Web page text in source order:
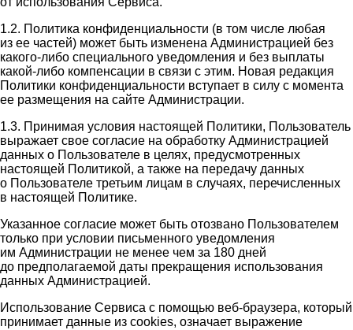
1.2. Политика конфиденциальности (в том числе любая
из ее частей) может быть изменена Администрацией без
какого-либо специального уведомления и без выплаты
какой-либо компенсации в связи с этим. Новая редакция
Политики конфиденциальности вступает в силу с момента
ее размещения на сайте Администрации.
1.3. Принимая условия настоящей Политики, Пользователь
выражает свое согласие на обработку Администрацией
данных о Пользователе в целях, предусмотренных
настоящей Политикой, а также на передачу данных
о Пользователе третьим лицам в случаях, перечисленных
в настоящей Политике.
Указанное согласие может быть отозвано Пользователем
только при условии письменного уведомления
им Администрации не менее чем за 180 дней
до предполагаемой даты прекращения использования
данных Администрацией.
Использование Сервиса с помощью веб-браузера, который
принимает данные из cookies, означает выражение